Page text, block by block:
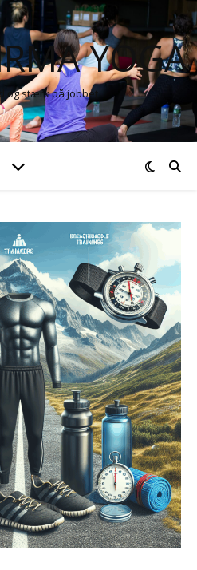
YOGA
og stærk på jobbet